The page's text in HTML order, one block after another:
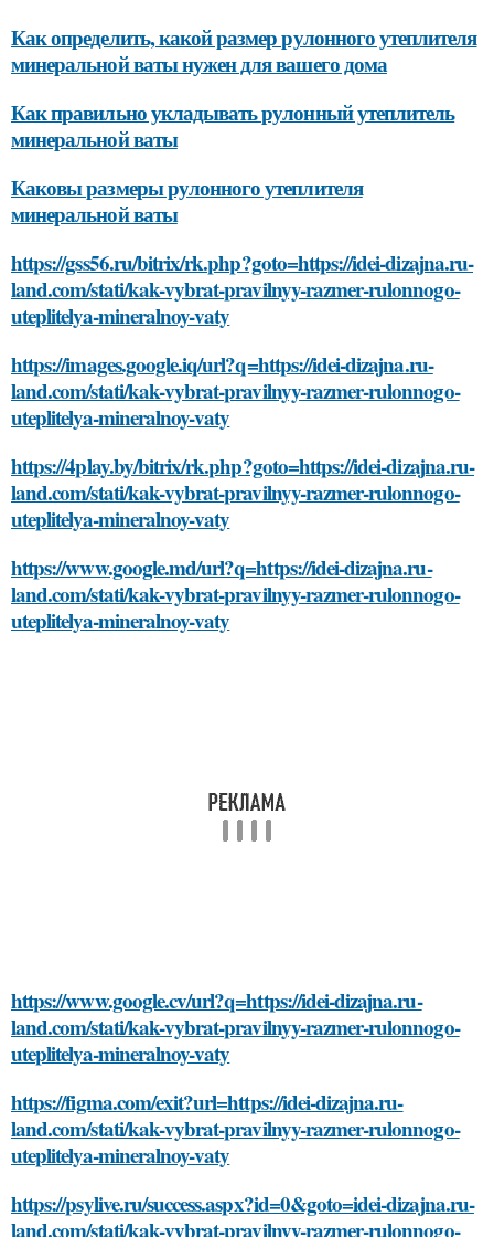
Как определить, какой размер рулонного утеплителя
минеральной ваты нужен для вашего дома
Как правильно укладывать рулонный утеплитель
минеральной ваты
Каковы размеры рулонного утеплителя
минеральной ваты
https://gss56.ru/bitrix/rk.php?goto=https://idei-dizajna.ru-
land.com/stati/kak-vybrat-pravilnyy-razmer-rulonnogo-
uteplitelya-mineralnoy-vaty
https://images.google.iq/url?q=https://idei-dizajna.ru-
land.com/stati/kak-vybrat-pravilnyy-razmer-rulonnogo-
uteplitelya-mineralnoy-vaty
https://4play.by/bitrix/rk.php?goto=https://idei-dizajna.ru-
land.com/stati/kak-vybrat-pravilnyy-razmer-rulonnogo-
uteplitelya-mineralnoy-vaty
https://www.google.md/url?q=https://idei-dizajna.ru-
land.com/stati/kak-vybrat-pravilnyy-razmer-rulonnogo-
uteplitelya-mineralnoy-vaty
https://www.google.cv/url?q=https://idei-dizajna.ru-
land.com/stati/kak-vybrat-pravilnyy-razmer-rulonnogo-
uteplitelya-mineralnoy-vaty
https://figma.com/exit?url=https://idei-dizajna.ru-
land.com/stati/kak-vybrat-pravilnyy-razmer-rulonnogo-
uteplitelya-mineralnoy-vaty
https://psylive.ru/success.aspx?id=0&goto=idei-dizajna.ru-
land.com/stati/kak-vybrat-pravilnyy-razmer-rulonnogo-